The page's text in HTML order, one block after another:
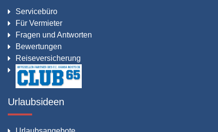
Servicebüro
Für Vermieter
Fragen und Antworten
Bewertungen
Reiseversicherung
Urlaubsideen